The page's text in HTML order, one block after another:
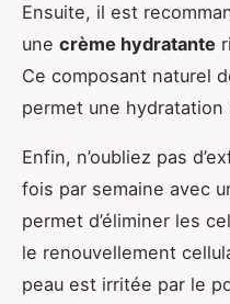
Ensuite, il est
une crème hydratante
Ce composant naturel
permet une
Enfin, n’oubliez pas
fois par semaine avec
permet d’éliminer les
le renouvellement
peau est irritée par le